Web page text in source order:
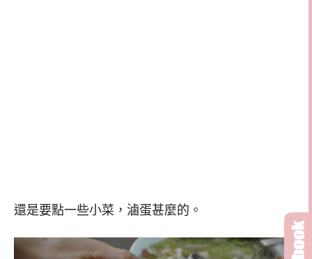
還是要點一些小菜，滷蛋甚麼的。